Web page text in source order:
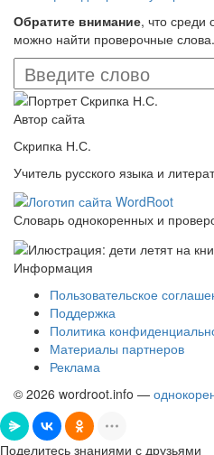
Обратите внимание, что среди
можно найти проверочные слова.
Автор сайта
Скрипка Н.С.
Учитель русского языка и
Словарь однокоренных и
Информация
Пользовательское
Поддержка
Политика
Материалы партнеров
Реклама
© 2026 wordroot.info —
Поделитесь знаниями с друзьями